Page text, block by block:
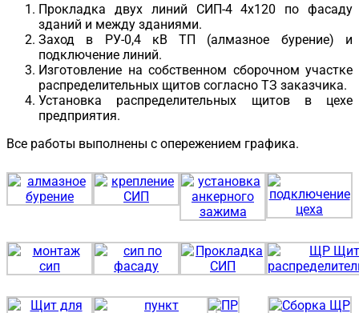
Прокладка двух линий СИП-4 4х120 по фасаду
зданий и между зданиями.
Заход в РУ-0,4 кВ ТП (алмазное бурение) и
подключение линий.
Изготовление на собственном сборочном участке
распределительных щитов согласно ТЗ заказчика.
Установка распределительных щитов в цехе
предприятия.
Все работы выполнены с опережением графика.